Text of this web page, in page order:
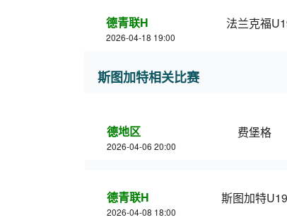
德青联H
2026-04-18 19:00
法兰克福
斯图加特相关比赛
德地区
2026-04-06 20:00
费堡格
德青联H
2026-04-08 18:00
斯图加特U19